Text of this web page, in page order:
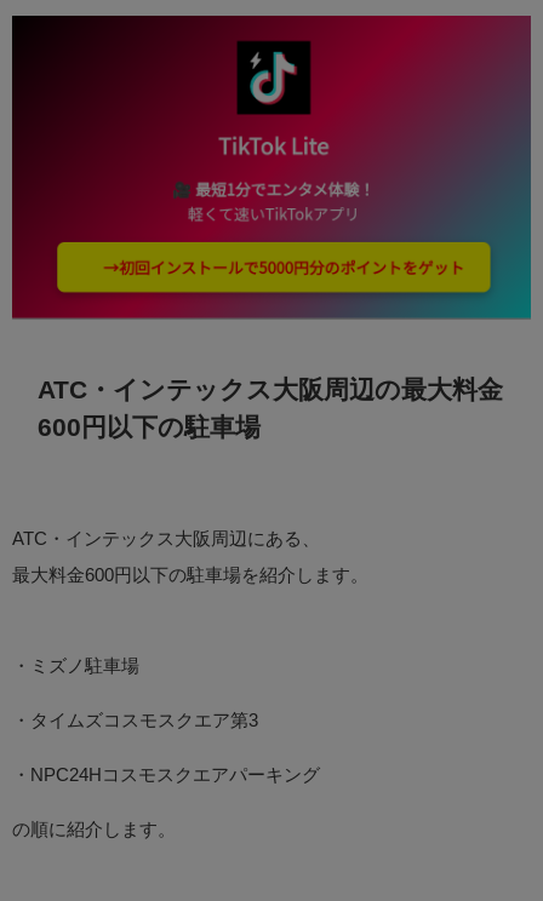
ATC・インテックス大阪周辺の最大料金
600円以下の駐車場
ATC・インテックス大阪周辺にある、
最大料金600円以下の駐車場を紹介します。
・ミズノ駐車場
・タイムズコスモスクエア第3
・NPC24Hコスモスクエアパーキング
の順に紹介します。